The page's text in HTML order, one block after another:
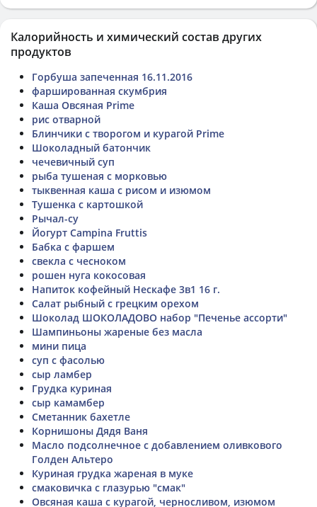
Калорийность и химический состав других
продуктов
Горбуша запеченная 16.11.2016
фаршированная скумбрия
Каша Овсяная Prime
рис отварной
Блинчики с творогом и курагой Prime
Шоколадный батончик
чечевичный суп
рыба тушеная с морковью
тыквенная каша с рисом и изюмом
Тушенка с картошкой
Рычал-су
Йогурт Campina Fruttis
Бабка с фаршем
свекла с чесноком
рошен нуга кокосовая
Напиток кофейный Нескафе 3в1 16 г.
Салат рыбный с грецким орехом
Шоколад ШОКОЛАДОВО набор "Печенье ассорти"
Шампиньоны жареные без масла
мини пица
суп с фасолью
сыр ламбер
Грудка куриная
сыр камамбер
Сметанник бахетле
Корнишоны Дядя Ваня
Масло подсолнечное с добавлением оливкового
Голден Альтеро
Куриная грудка жареная в муке
смаковичка с глазурью "смак"
Овсяная каша с курагой, черносливом, изюмом